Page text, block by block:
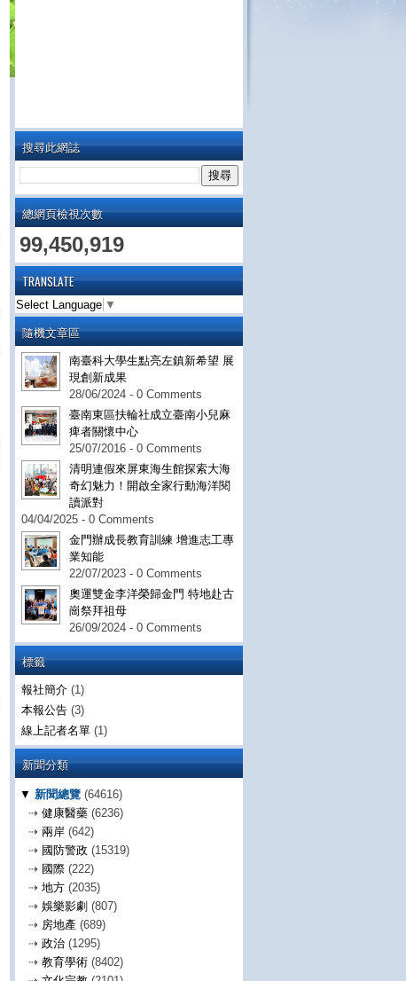
搜尋此網誌
總網頁檢視次數
99,450,919
TRANSLATE
Select Language ▼
隨機文章區
南臺科大學生點亮左鎮新希望 展
現創新成果
28/06/2024 - 0 Comments
臺南東區扶輪社成立臺南小兒麻
痺者關懷中心
25/07/2016 - 0 Comments
清明連假來屏東海生館探索大海
奇幻魅力！開啟全家行動海洋閱
讀派對
04/04/2025 - 0 Comments
金門辦成長教育訓練 增進志工專
業知能
22/07/2023 - 0 Comments
奧運雙金李洋榮歸金門 特地赴古
崗祭拜祖母
26/09/2024 - 0 Comments
標籤
報社簡介 (1)
本報公告 (3)
線上記者名單 (1)
新聞分類
▼ 新聞總覽 (64616)
⇢ 健康醫藥 (6236)
⇢ 兩岸 (642)
⇢ 國防警政 (15319)
⇢ 國際 (222)
⇢ 地方 (2035)
⇢ 娛樂影劇 (807)
⇢ 房地產 (689)
⇢ 政治 (1295)
⇢ 教育學術 (8402)